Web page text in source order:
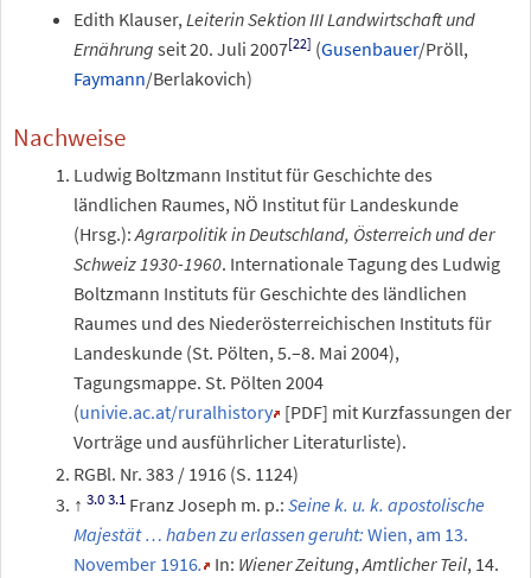
Edith Klauser,Leiterin SektionIII Landwirtschaft und
Ernährung seit20. Juli 2007[22] (Gusenbauer/Pröll,
Faymann/Berlakovich)
Nachweise
Ludwig Boltzmann Institut für Geschichte des
ländlichen Raumes, NÖ Institut für Landeskunde
(Hrsg.):Agrarpolitik in Deutschland, Österreich und der
Schweiz 1930-1960. Internationale Tagung des Ludwig
Boltzmann Instituts für Geschichte des ländlichen
Raumes und des Niederösterreichischen Instituts für
Landeskunde (St. Pölten, 5.–8. Mai 2004),
Tagungsmappe. St. Pölten 2004
(univie.ac.at/ruralhistory [PDF] mit Kurzfassungen der
Vorträge und ausführlicher Literaturliste).
RGBl. Nr. 383 / 1916 (S. 1124)
Franz Joseph m. p.: Seine k. u. k. apostolische
Majestät … haben zu erlassen geruht: Wien, am 13.
November 1916. In: Wiener Zeitung,Amtlicher Teil, 14.